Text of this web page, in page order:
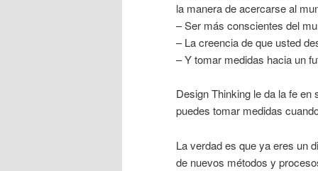
la manera de acercarse al
– Ser más conscientes del
– La creencia de que usted
– Y tomar medidas hacia un
Design Thinking le da la fe
puedes tomar medidas
La verdad es que ya eres un
de nuevos métodos y